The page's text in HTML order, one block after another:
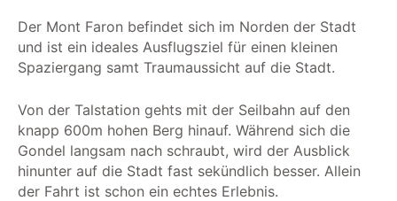
Der Mont Faron befindet sich im Norden der Stadt
und ist ein ideales Ausflugsziel für einen kleinen
Spaziergang samt Traumaussicht auf die Stadt.
Von der Talstation gehts mit der Seilbahn auf den
knapp 600m hohen Berg hinauf. Während sich die
Gondel langsam nach schraubt, wird der Ausblick
hinunter auf die Stadt fast sekündlich besser. Allein
der Fahrt ist schon ein echtes Erlebnis.